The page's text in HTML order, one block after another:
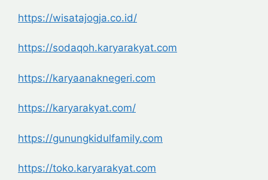
https://wisatajogja.co.id/
https://sodaqoh.karyarakyat.com
https://karyaanaknegeri.com
https://karyarakyat.com/
https://gunungkidulfamily.com
https://toko.karyarakyat.com